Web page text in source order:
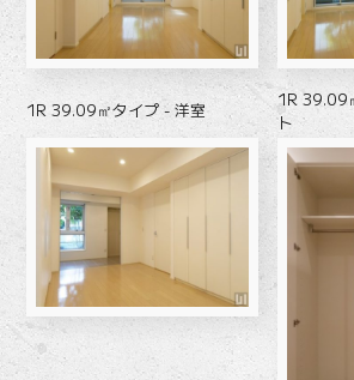
1R 39.09㎡タイプ - 洋室
1R 39.09
ト